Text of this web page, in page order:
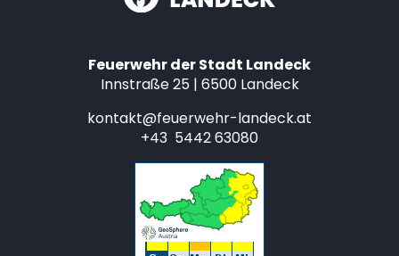
Feuerwehr der Stadt Landeck
Innstraße 25 | 6500 Landeck
kontakt@feuerwehr-landeck.at
+43 5442 63080